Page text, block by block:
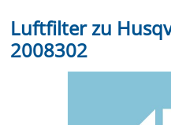
Luftfilter zu
2008302